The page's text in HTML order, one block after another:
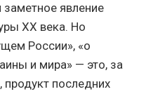
явление
XX века. Но
России», «о
и мира» — это, за
последних